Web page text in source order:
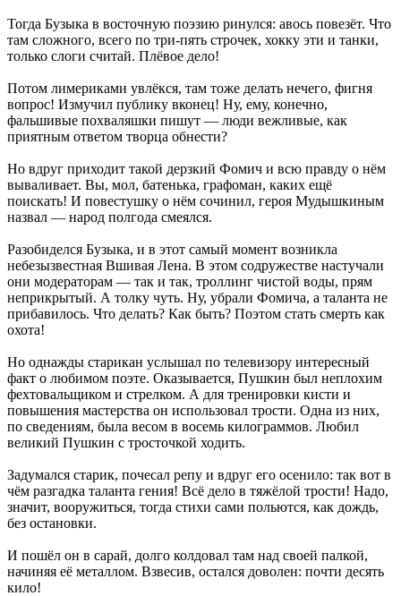
Тогда Бузыка в восточную поэзию ринулся: авось повезёт. Что
там сложного, всего по три-пять строчек, хокку эти и танки,
только слоги считай. Плёвое дело!
Потом лимериками увлёкся, там тоже делать нечего, фигня
вопрос! Измучил публику вконец! Ну, ему, конечно,
фальшивые похваляшки пишут — люди вежливые, как
приятным ответом творца обнести?
Но вдруг приходит такой дерзкий Фомич и всю правду о нём
вываливает. Вы, мол, батенька, графоман, каких ещё
поискать! И повестушку о нём сочинил, героя Мудышкиным
назвал — народ полгода смеялся.
Разобиделся Бузыка, и в этот самый момент возникла
небезызвестная Вшивая Лена. В этом содружестве настучали
они модераторам — так и так, троллинг чистой воды, прям
неприкрытый. А толку чуть. Ну, убрали Фомича, а таланта не
прибавилось. Что делать? Как быть? Поэтом стать смерть как
охота!
Но однажды старикан услышал по телевизору интересный
факт о любимом поэте. Оказывается, Пушкин был неплохим
фехтовальщиком и стрелком. А для тренировки кисти и
повышения мастерства он использовал трости. Одна из них,
по сведениям, была весом в восемь килограммов. Любил
великий Пушкин с тросточкой ходить.
Задумался старик, почесал репу и вдруг его осенило: так вот в
чём разгадка таланта гения! Всё дело в тяжёлой трости! Надо,
значит, вооружиться, тогда стихи сами польются, как дождь,
без остановки.
И пошёл он в сарай, долго колдовал там над своей палкой,
начиняя её металлом. Взвесив, остался доволен: почти десять
кило!